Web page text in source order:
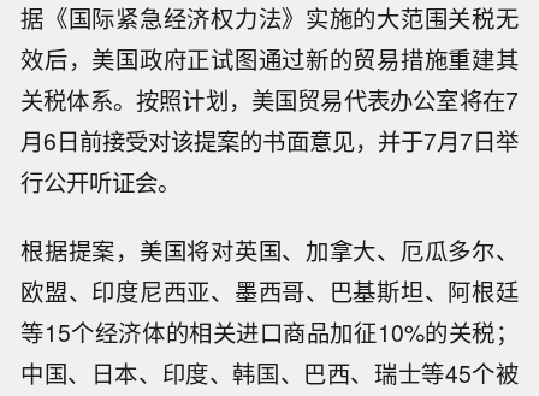
据《国际紧急经济权力法》实施的大范围关税无
效后，美国政府正试图通过新的贸易措施重建其
关税体系。按照计划，美国贸易代表办公室将在7
月6日前接受对该提案的书面意见，并于7月7日举
行公开听证会。
根据提案，美国将对英国、加拿大、厄瓜多尔、
欧盟、印度尼西亚、墨西哥、巴基斯坦、阿根廷
等15个经济体的相关进口商品加征10%的关税；
中国、日本、印度、韩国、巴西、瑞士等45个被